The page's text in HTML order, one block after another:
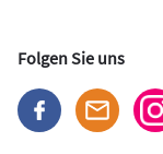
Folgen Sie uns